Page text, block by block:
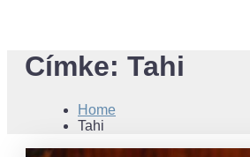
Címke: Tahi
Home
Tahi